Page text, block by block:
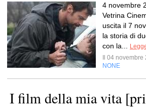
4 novembre
Vetrina
uscita il 7
la storia di
con la...
Il 04
NONE
I film della mia vita